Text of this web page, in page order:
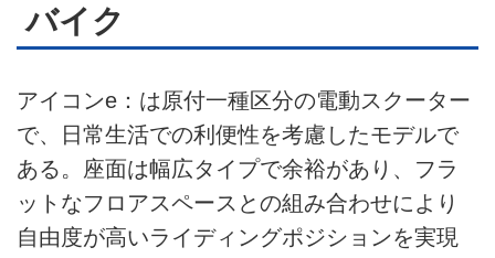
バイク
アイコンe：は原付一種区分の電動スクーター
で、日常生活での利便性を考慮したモデルで
ある。座面は幅広タイプで余裕があり、フラ
ットなフロアスペースとの組み合わせにより
自由度が高いライディングポジションを実現